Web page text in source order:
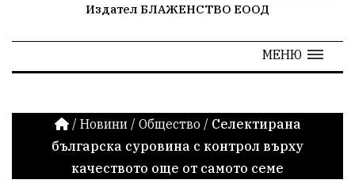
Издател БЛАЖЕНСТВО ЕООД
МЕНЮ
/ Новини / Общество / Селектирана
българска суровина с контрол върху
качеството още от самото семе